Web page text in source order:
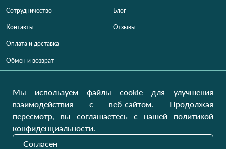
Сотрудничество
Контакты
Оплата и доставка
Обмен и возврат
Блог
Отзывы
Категории
Для женщин
Для мужчин
Контакты
+380 (99) 302-84-98
Мы используем файлы cookie для улучшения
взаимодействия с веб-сайтом. Продолжая
пересмотр, вы соглашаетесь с нашей политикой
конфиденциальности.
Согласен